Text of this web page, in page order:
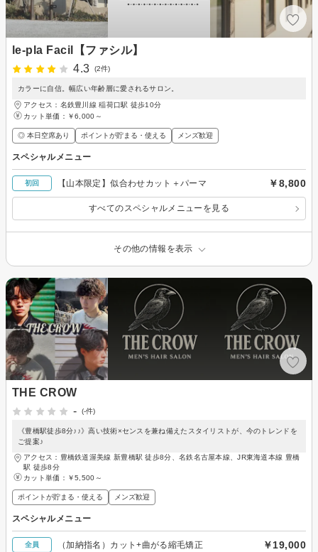
le-pla Facil【ファシル】
4.3
(2件)
カラーに自信。幅広い年齢層に愛されるサロン。
アクセス：名鉄豊川線 稲荷口駅 徒歩10分
カット単価： ￥6,000～
◎ 本日空席あり ポイントが貯まる・使える メンズ歓迎
スペシャルメニュー
初回 【山本限定】似合わせカット＋パーマ ￥8,800
すべてのスペシャルメニューを見る
その他の情報を表示
THE CROW
-
(-件)
《豊橋駅徒歩8分♪♪》高い技術×センスを兼ね備えたスタイリストが、今のトレンドを
ご提案♪
アクセス：豊橋鉄道渥美線 新豊橋駅 徒歩8分、名鉄名古屋本線、JR東海道本線 豊橋
駅 徒歩8分
カット単価： ￥5,500～
ポイントが貯まる・使える メンズ歓迎
スペシャルメニュー
全員 （加納指名）カット+曲がる縮毛矯正 ￥19,000